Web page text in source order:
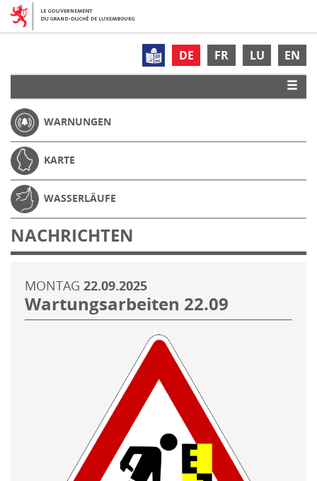
DE FR LU EN
WARNUNGEN
KARTE
WASSERLÄUFE
NACHRICHTEN
MONTAG 22.09.2025
Wartungsarbeiten 22.09